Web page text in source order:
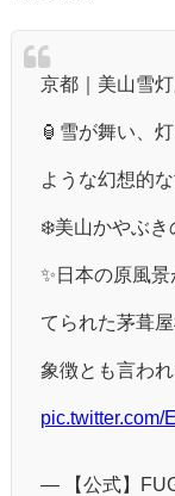
京都｜美山雪
🏮雪が舞い、
ような幻想的
❄️美山かやぶき
✨日本の原風
てられた茅葺
象徴とも言われ
pic.twitter.com/
— 【公式】